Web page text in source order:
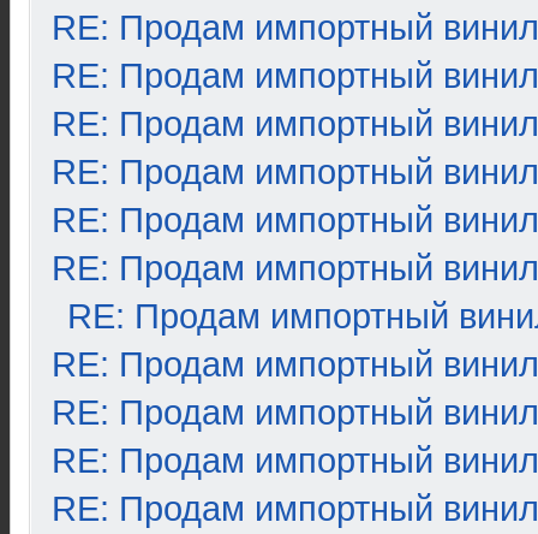
RE: Продам импортный винил
RE: Продам импортный винил
RE: Продам импортный винил
RE: Продам импортный винил
RE: Продам импортный винил
RE: Продам импортный винил
RE: Продам импортный
RE: Продам импортный винил
RE: Продам импортный винил
RE: Продам импортный винил
RE: Продам импортный винил